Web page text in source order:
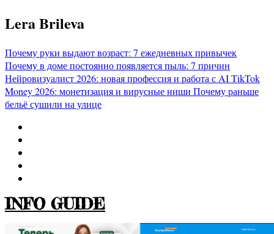
Перейти
к
Lera Brileva
Почему руки выдают возраст: 7 ежедневных привычек
Почему в доме постоянно появляется пыль: 7 причин
Нейровизуалист 2026: новая профессия и работа с AITikTok
Money 2026: монетизация и вирусные ниши Почему раньше
бельё сушили на улице
INFO GUIDE